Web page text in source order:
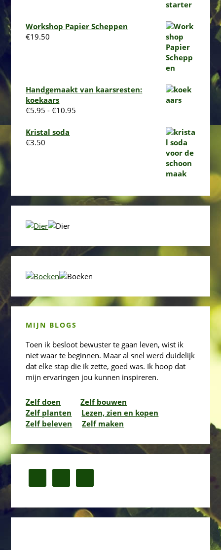
Workshop Papier Scheppen
€19.50
Handgemaakt van kaarsresten:
koekaars
€5.95 - €10.95
Kristal soda
€3.50
MIJN BLOGS
Toen ik besloot bewuster te gaan leven, wist ik
niet waar te beginnen. Maar al snel werd duidelijk
dat elke stap die ik zette, goed was. Ik hoop dat
mijn ervaringen jou kunnen inspireren.
Zelf doen
Zelf bouwen
Zelf planten
Lezen, zien en kopen
Zelf beleven
Zelf maken